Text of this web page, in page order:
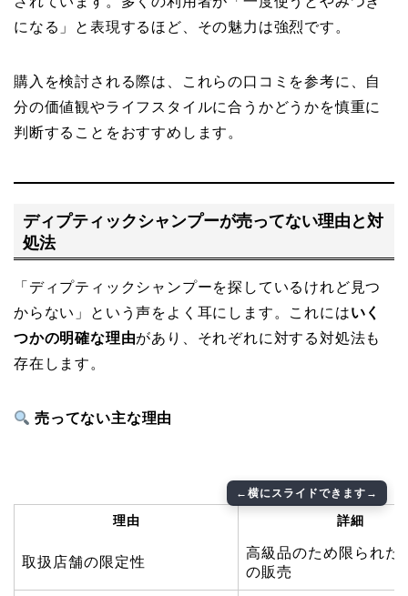
になる」と表現するほど、その魅力は強烈です。
購入を検討される際は、これらの口コミを参考に、自
分の価値観やライフスタイルに合うかどうかを慎重に
判断することをおすすめします。
ディプティックシャンプーが売ってない理由と対
処法
「ディプティックシャンプーを探しているけれど見つ
からない」という声をよく耳にします。これにはいく
つかの明確な理由があり、それぞれに対する対処法も
存在します。
売ってない主な理由
理由 詳細
取扱店舗の限定性
高級品のため限られた
の販売